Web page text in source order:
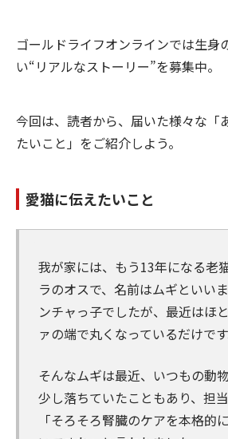
ゴールドライフオンラインでは生身
い“リアルなストーリー”を募集中。
今回は、読者から、届いた様々な「
たいこと」をご紹介しよう。
愛猫に伝えたいこと
我が家には、もう13年になる老
ラのオスで、名前はムギといい
ンチャっ子でしたが、最近はほ
ァの端で丸くなっているだけです
そんなムギは最近、いつもの動
少し落ちていたこともあり、担
「そろそろ腎臓のケアを本格的